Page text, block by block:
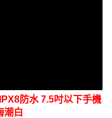
防水 7.5吋以下手機
潮白